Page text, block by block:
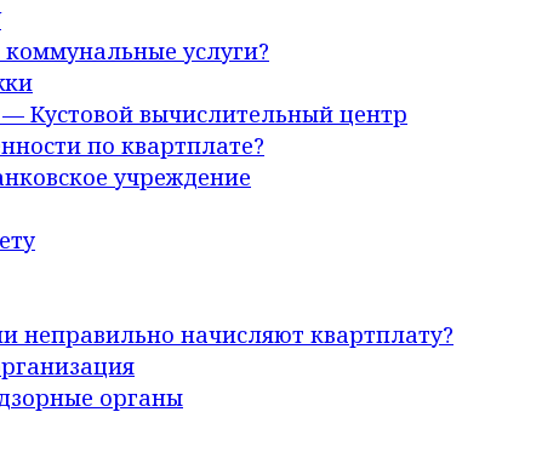
услуги?
Кустовой вычислительный центр
по квартплате?
учреждение
неправильно начисляют квартплату?
органы